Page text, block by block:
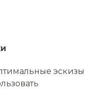
эскизы